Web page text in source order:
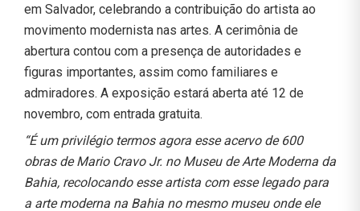
em Salvador, celebrando a contribuição do artista ao
movimento modernista nas artes. A cerimônia de
abertura contou com a presença de autoridades e
figuras importantes, assim como familiares e
admiradores. A exposição estará aberta até 12 de
novembro, com entrada gratuita.
“É um privilégio termos agora esse acervo de 600
obras de Mario Cravo Jr. no Museu de Arte Moderna da
Bahia, recolocando esse artista com esse legado para
a arte moderna na Bahia no mesmo museu onde ele